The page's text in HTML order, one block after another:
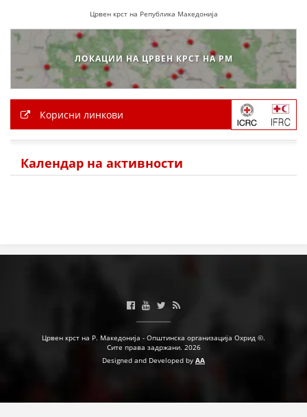
ФОРМУЛАРИ ЗА БАРАЊА
ЗДРАВСТВЕНО ПРЕВЕНТИВНА ДЕЈНОСТ
ПРВА ПОМОШ
ПРИРАЧНИЦИ
Црвен крст на Република Македонија
ЛОКАЦИИ НА ЦРВЕН КРСТ НА РМ
Корисни линкови
Календар на активности
Црвен крст на Р. Македонија - Општинска организација Охрид ©.
Сите права задржани. 2026
Designed and Developed by AA